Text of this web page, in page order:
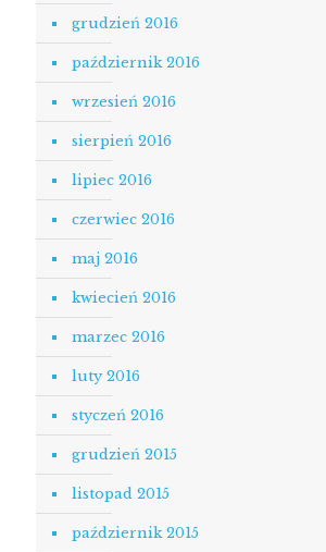
grudzień 2016
październik 2016
wrzesień 2016
sierpień 2016
lipiec 2016
czerwiec 2016
maj 2016
kwiecień 2016
marzec 2016
luty 2016
styczeń 2016
grudzień 2015
listopad 2015
październik 2015